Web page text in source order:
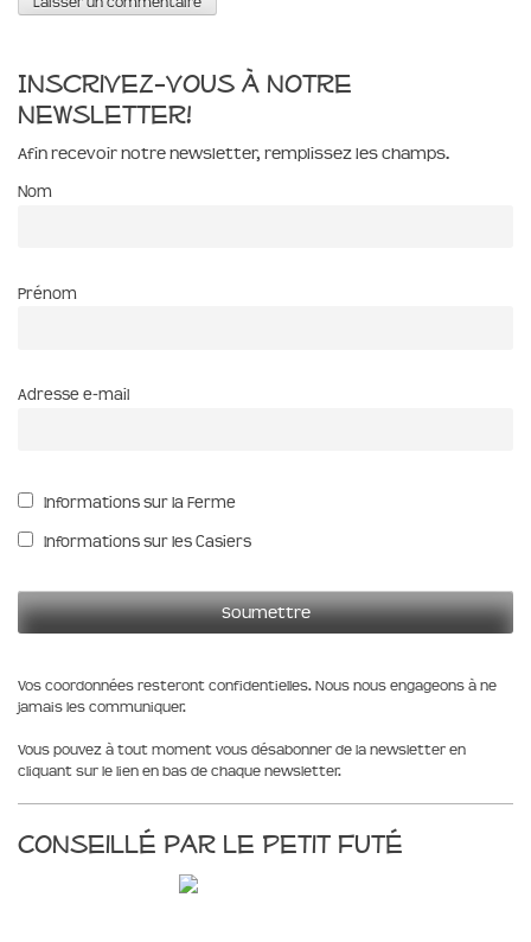
Inscrivez-vous à notre
newsletter!
Afin recevoir notre newsletter, remplissez les champs.
Nom
Prénom
Adresse e-mail
Informations sur la Ferme
Informations sur les Casiers
Vos coordonnées resteront confidentielles. Nous nous engageons à ne
jamais les communiquer.
Vous pouvez à tout moment vous désabonner de la newsletter en
cliquant sur le lien en bas de chaque newsletter.
Conseillé par le Petit Futé